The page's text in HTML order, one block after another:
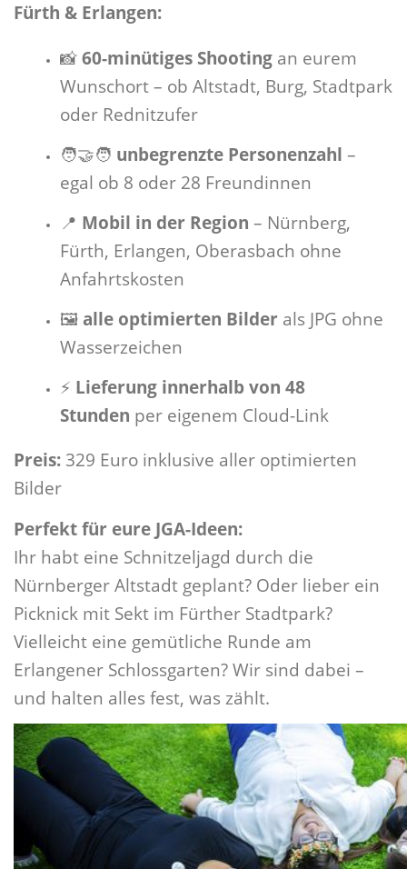
Fürth & Erlangen:
📸 60-minütiges Shootingan eurem
Wunschort – ob Altstadt, Burg, Stadtpark
oder Rednitzufer
🧑‍🤝‍🧑 unbegrenzte Personenzahl –
egal ob 8 oder 28 Freundinnen
📍 Mobil in der Region – Nürnberg,
Fürth, Erlangen, Oberasbach ohne
Anfahrtskosten
🖼️ alle optimierten Bilderals JPG ohne
Wasserzeichen
⚡ Lieferung innerhalb von 48
Stunden per eigenem Cloud-Link
Preis: 329 Euro inklusive aller optimierten
Bilder
Perfekt für eure JGA-Ideen:
Ihr habt eine Schnitzeljagd durch die
Nürnberger Altstadt geplant? Oder lieber ein
Picknick mit Sekt im Fürther Stadtpark?
Vielleicht eine gemütliche Runde am
Erlangener Schlossgarten? Wir sind dabei –
und halten alles fest, was zählt.